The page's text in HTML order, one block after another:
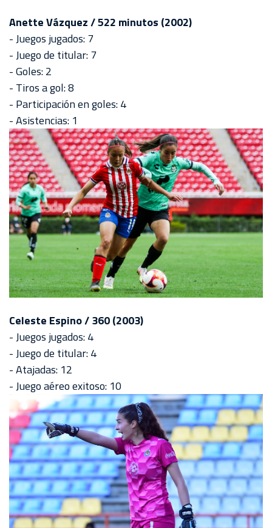
Anette Vázquez / 522 minutos (2002)
- Juegos jugados: 7
- Juego de titular: 7
- Goles: 2
- Tiros a gol: 8
- Participación en goles: 4
- Asistencias: 1
Celeste Espino / 360 (2003)
- Juegos jugados: 4
- Juego de titular: 4
- Atajadas: 12
- Juego aéreo exitoso: 10